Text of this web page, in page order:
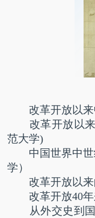
改革开放以来
改革开放以来
范大学)
中国世界中世
学）
改革开放以来
改革开放40年
从外交史到国